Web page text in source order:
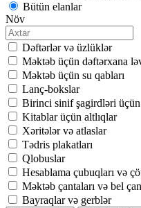
Bütün elanlar
Növ
Dəftərlər və üzlüklər
Məktəb üçün dəftərxana
Məktəb üçün su qabları
Lanç-bokslar
Birinci sinif şagirdləri üçün
Kitablar üçün altlıqlar
Xəritələr və atlaslar
Tədris plakatları
Qlobuslar
Hesablama çubuqları və
Məktəb çantaları və bel
Bayraqlar və gerblər